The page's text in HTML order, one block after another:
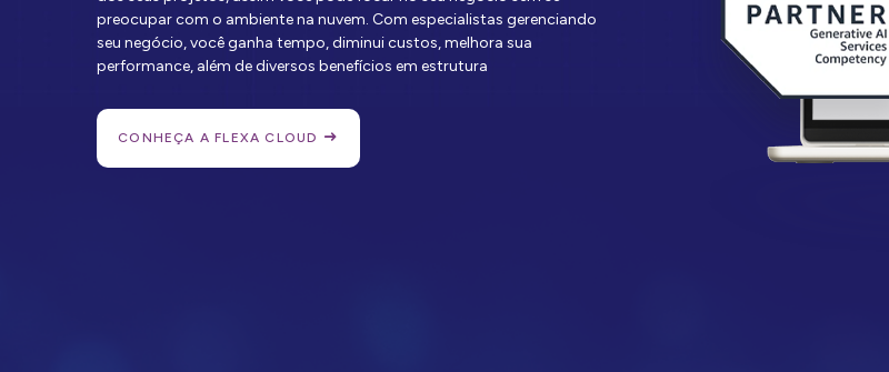
preocupar com o ambiente na nuvem. Com especialistas gerenciando
seu negócio, você ganha tempo, diminui custos, melhora sua
performance, além de diversos benefícios em estrutura
CONHEÇA A FLEXA CLOUD